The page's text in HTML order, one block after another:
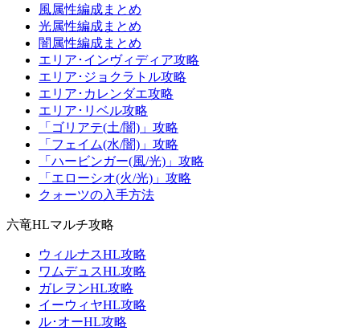
風属性編成まとめ
光属性編成まとめ
闇属性編成まとめ
エリア･インヴィディア攻略
エリア･ジョクラトル攻略
エリア･カレンダエ攻略
エリア･リベル攻略
「ゴリアテ(土/闇)」攻略
「フェイム(水/闇)」攻略
「ハービンガー(風/光)」攻略
「エローシオ(火/光)」攻略
クォーツの入手方法
六竜HLマルチ攻略
ウィルナスHL攻略
ワムデュスHL攻略
ガレヲンHL攻略
イーウィヤHL攻略
ル･オーHL攻略